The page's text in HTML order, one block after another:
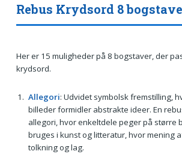
Rebus Krydsord 8
Her er 15 muligheder på 8 bogstaver, der
krydsord.
Allegori: Udvidet symbolsk fremstilling,
billeder formidler abstrakte ideer. En
allegori, hvor enkeltdele peger på større
bruges i kunst og litteratur, hvor mening
tolkning og lag.